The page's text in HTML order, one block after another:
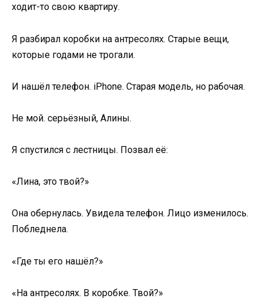
ходит-то свою квартиру.
Я разбирал коробки на антресолях. Старые вещи,
которые годами не трогали.
И нашёл телефон. iPhone. Старая модель, но рабочая.
Не мой. серьёзный, Алины.
Я спустился с лестницы. Позвал её:
«Лина, это твой?»
Она обернулась. Увидела телефон. Лицо изменилось.
Побледнела.
«Где ты его нашёл?»
«На антресолях. В коробке. Твой?»